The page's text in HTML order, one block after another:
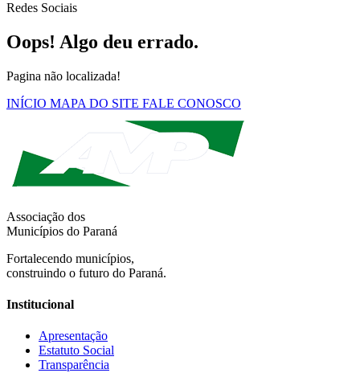
Redes Sociais
Oops! Algo deu errado.
Pagina não localizada!
INÍCIO MAPA DO SITE FALE CONOSCO
Associação dos
Municípios do Paraná
Fortalecendo municípios,
construindo o futuro do Paraná.
Institucional
Apresentação
Estatuto Social
Transparência